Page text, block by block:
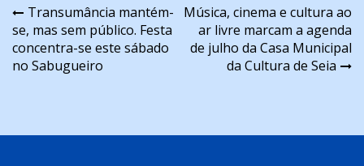
Navegação
de
artigos
Transumância mantém-
se, mas sem público. Festa
concentra-se este sábado
no Sabugueiro
Música, cinema e cultura ao
ar livre marcam a agenda
de julho da Casa Municipal
da Cultura de Seia